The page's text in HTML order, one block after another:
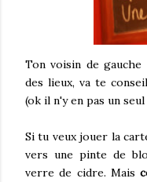
Ton voisin de
des lieux, va te
(ok il n'y en pas un
Si tu veux jouer la
vers une pinte de
verre de cidre. Mais